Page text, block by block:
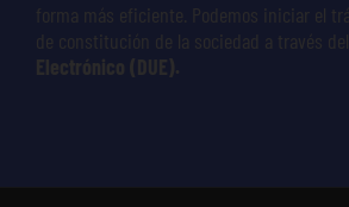
forma más eficiente. Podemos iniciar el
de constitución de la sociedad a través del
Electrónico (DUE).